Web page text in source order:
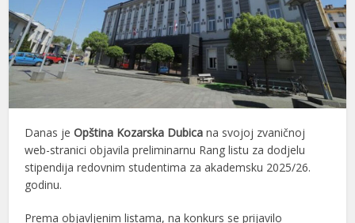
Danas jeOpština Kozarska Dubica na svojoj zvaničnoj
web-stranici objavila preliminarnu Rang listu za dodjelu
stipendija redovnim studentima za akademsku 2025/26.
godinu.
Prema objavljenim listama, na konkurs se prijavilo